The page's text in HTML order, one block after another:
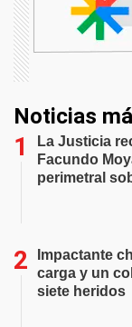
Noticias
La Justicia
Facundo
perimetral
Impactante
carga y un
siete heridos